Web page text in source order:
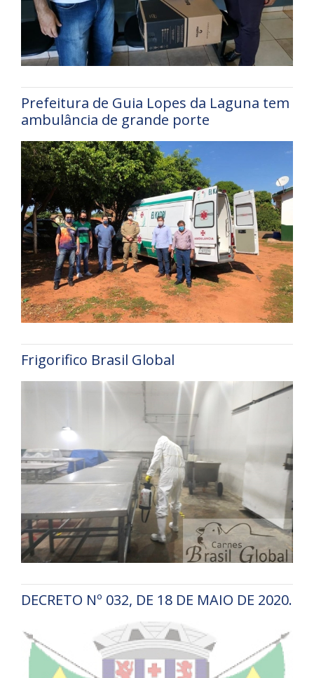
Prefeitura de Guia Lopes da Laguna tem
ambulância de grande porte
Frigorifico Brasil Global
DECRETO Nº 032, DE 18 DE MAIO DE 2020.